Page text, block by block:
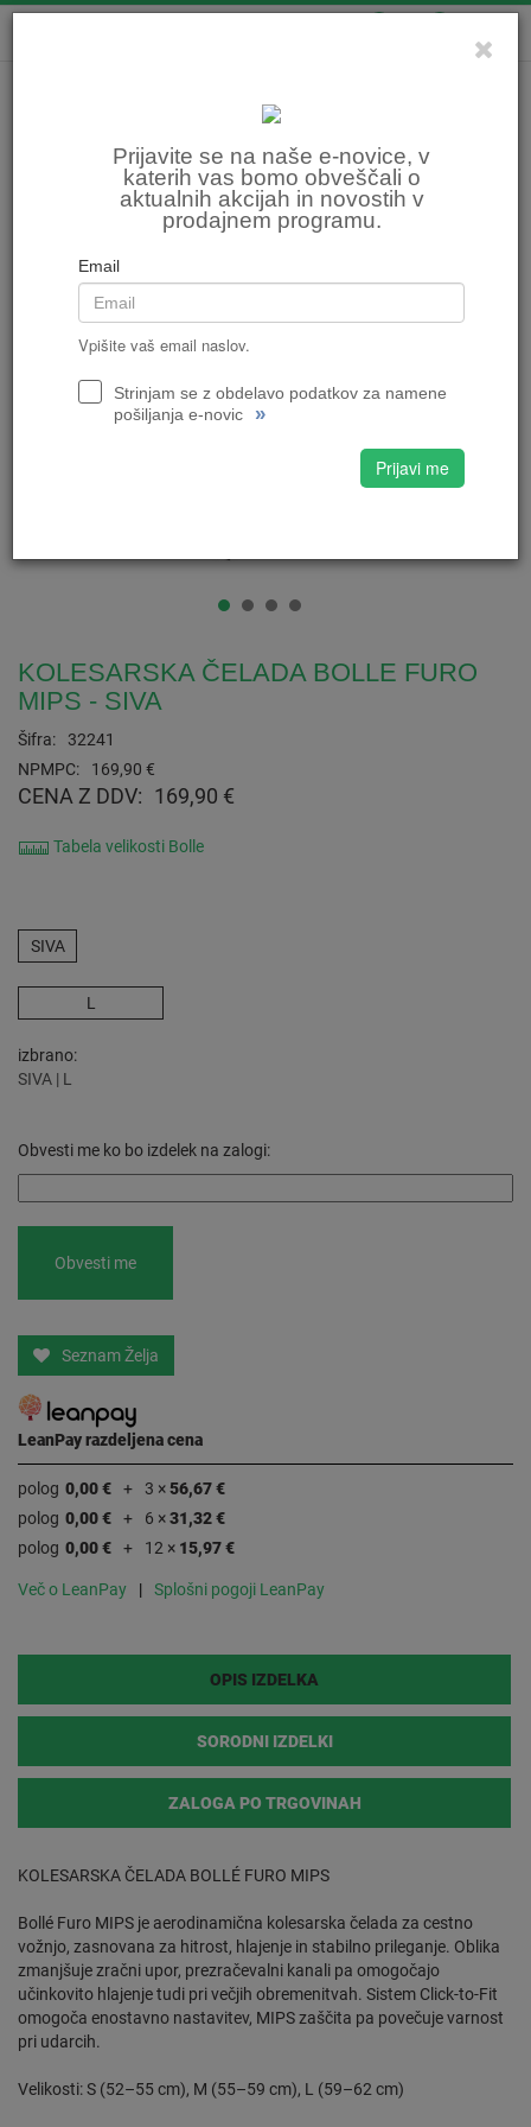
Prijavite se na naše e-novice, v
katerih vas bomo obveščali o
aktualnih akcijah in novostih v
prodajnem programu.
Email
Vpišite vaš email naslov.
Strinjam se z obdelavo podatkov za namene
pošiljanja e-novic
»
Prijavi me
KOLESARSKA ČELADA BOLLE FURO
MIPS - SIVA
Šifra:
32241
NPMPC:
169,90 €
CENA Z DDV: 169,90 €
Tabela velikosti Bolle
SIVA
L
izbrano
SIVA | L
Obvesti me ko bo izdelek na zalogi:
Seznam Želja
LeanPay razdeljena cena
polog 0,00 € 3 ×56,67 €
polog 0,00 € 6 ×31,32 €
polog 0,00 € 12 × 15,97 €
Več o LeanPay Splošni pogoji LeanPay
OPIS IZDELKA
SORODNI IZDELKI
ZALOGA PO TRGOVINAH
KOLESARSKA ČELADA BOLLÉ FURO MIPS
Bollé Furo MIPS je aerodinamična kolesarska čelada za cestno
vožnjo, zasnovana za hitrost, hlajenje in stabilno prileganje. Oblika
zmanjšuje zračni upor, prezračevalni kanali pa omogočajo
učinkovito hlajenje tudi pri večjih obremenitvah. Sistem Click-to-Fit
omogoča enostavno nastavitev, MIPS zaščita pa povečuje varnost
pri udarcih.
Velikosti: S (52–55 cm), M (55–59 cm), L (59–62 cm)